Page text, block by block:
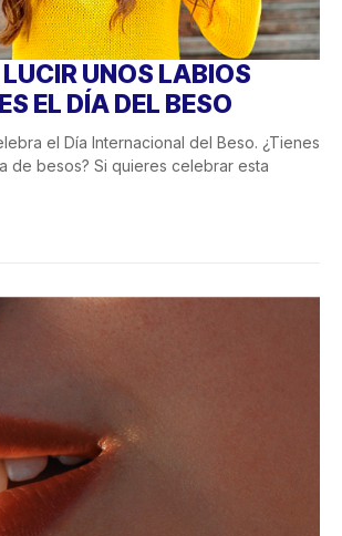
UNOS LABIOS
EL DÍA DEL BESO
el Día Internacional del Beso. ¿Tienes
de besos? Si quieres celebrar esta